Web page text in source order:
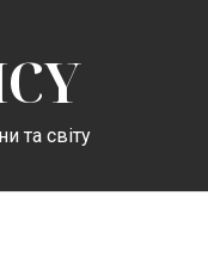
та світу